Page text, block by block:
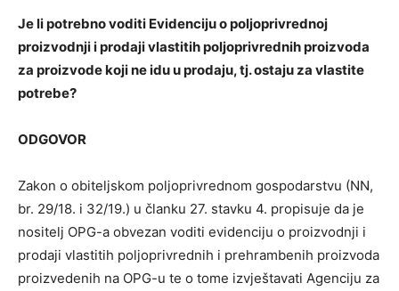
Je li potrebno voditi Evidenciju o poljoprivrednoj
proizvodnji i prodaji vlastitih poljoprivrednih proizvoda
za proizvode koji ne idu u prodaju, tj. ostaju za vlastite
potrebe?
ODGOVOR
Zakon o obiteljskom poljoprivrednom gospodarstvu (NN,
br. 29/18. i 32/19.) u članku 27. stavku 4. propisuje da je
nositelj OPG-a obvezan voditi evidenciju o proizvodnji i
prodaji vlastitih poljoprivrednih i prehrambenih proizvoda
proizvedenih na OPG-u te o tome izvještavati Agenciju za